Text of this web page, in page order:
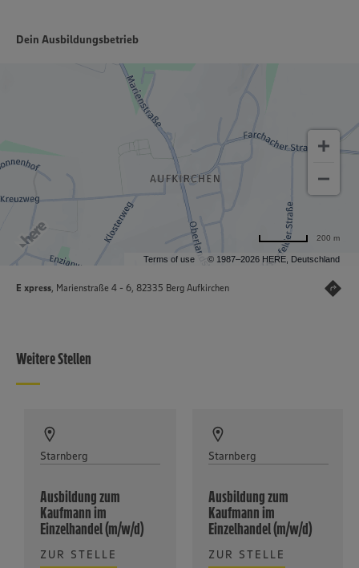
Dein Ausbildungsbetrieb
Terms of use © 1987–2026 HERE, Deutschland
200 m
E xpress, Marienstraße 4 - 6, 82335 Berg Aufkirchen
Weitere Stellen
Starnberg
Ausbildung zum
Kaufmann im
Einzelhandel (m/w/d)
ZUR STELLE
Starnberg
Ausbildung zum
Kaufmann im
Einzelhandel (m/w/d)
ZUR STELLE